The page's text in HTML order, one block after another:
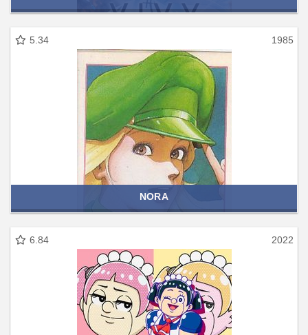
5.34 1985
NORA
6.84 2022